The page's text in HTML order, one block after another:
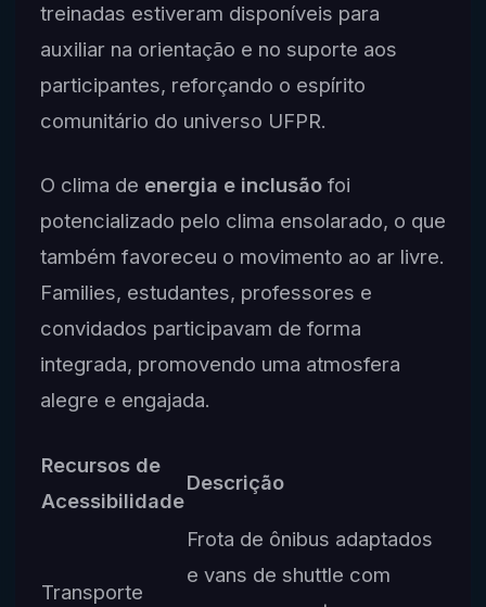
treinadas estiveram disponíveis para
auxiliar na orientação e no suporte aos
participantes, reforçando o espírito
comunitário do universo UFPR.
O clima de energia e inclusão foi
potencializado pelo clima ensolarado, o que
também favoreceu o movimento ao ar livre.
Families, estudantes, professores e
convidados participavam de forma
integrada, promovendo uma atmosfera
alegre e engajada.
Recursos de
Acessibilidade
Descrição
Transporte
Frota de ônibus adaptados
e vans de shuttle com